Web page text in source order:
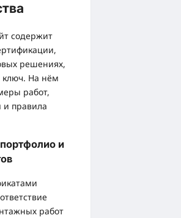
содержит
решениях,
ключ. На нём
работ,
и правила
и
работ